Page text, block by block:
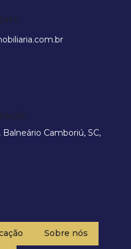
, Balneário Camboriú, SC,
Sobre nós